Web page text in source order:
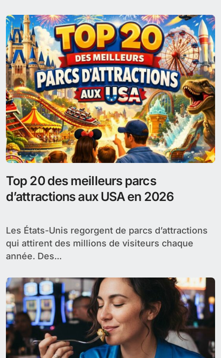
Top 20 des meilleurs parcs
d’attractions aux USA en 2026
Les États-Unis regorgent de parcs d’attractions
qui attirent des millions de visiteurs chaque
année. Des...